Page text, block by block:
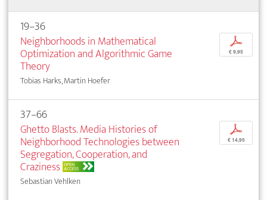
19–36
Neighborhoods in Mathematical
Optimization and Algorithmic Game
Theory
Tobias Harks, Martin Hoefer
p
€ 9,95
37–66
Ghetto Blasts. Media Histories of
Neighborhood Technologies between
Segregation, Cooperation, and
Craziness OPEN
ACCESS
Sebastian Vehlken
p
€ 14,95